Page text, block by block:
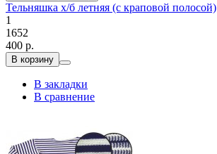
Тельняшка х/б летняя (с краповой полосой)
1
1652
400 р.
В корзину
В закладки
В сравнение